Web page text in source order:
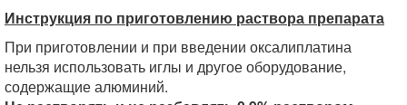
Инструкция по приготовлению раствора препарата
При приготовлении и при введении оксалиплатина
нельзя использовать иглы и другое оборудование,
содержащие алюминий.